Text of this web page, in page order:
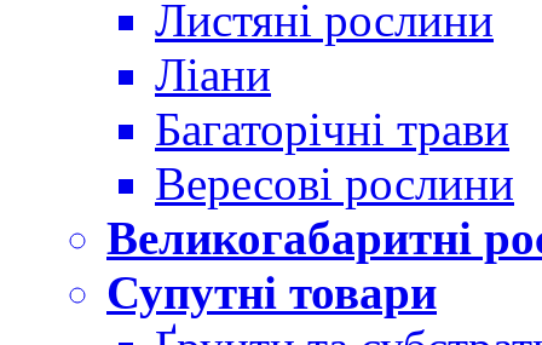
Листяні рослини
Ліани
Багаторічні трави
Вересові рослини
Великогабаритні
Супутні товари